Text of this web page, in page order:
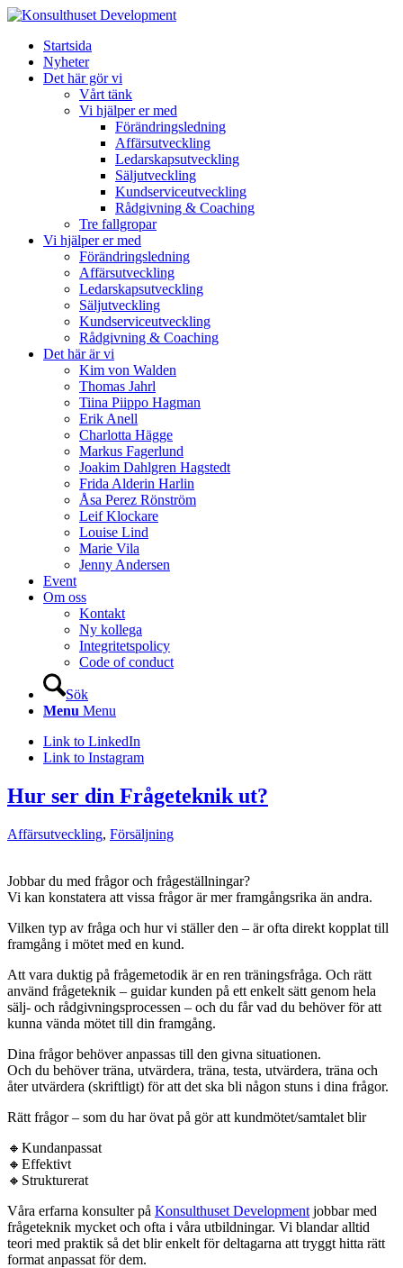
Startsida
Nyheter
Det här gör vi
Vårt tänk
Vi hjälper er med
Förändringsledning
Affärsutveckling
Ledarskapsutveckling
Säljutveckling
Kundserviceutveckling
Rådgivning & Coaching
Tre fallgropar
Vi hjälper er med
Förändringsledning
Affärsutveckling
Ledarskapsutveckling
Säljutveckling
Kundserviceutveckling
Rådgivning & Coaching
Det här är vi
Kim von Walden
Thomas Jahrl
Tiina Piippo Hagman
Erik Anell
Charlotta Hägge
Markus Fagerlund
Joakim Dahlgren Hagstedt
Frida Alderin Harlin
Åsa Perez Rönström
Leif Klockare
Louise Lind
Marie Vila
Jenny Andersen
Event
Om oss
Kontakt
Ny kollega
Integritetspolicy
Code of conduct
Sök
Menu Menu
Link to LinkedIn
Link to Instagram
Hur ser din Frågeteknik ut?
Affärsutveckling, Försäljning
Jobbar du med frågor och frågeställningar?
Vi kan konstatera att vissa frågor är mer framgångsrika än andra.
Vilken typ av fråga och hur vi ställer den – är ofta direkt kopplat till
framgång i mötet med en kund.
Att vara duktig på frågemetodik är en ren träningsfråga. Och rätt
använd frågeteknik – guidar kunden på ett enkelt sätt genom hela
sälj- och rådgivningsprocessen – och du får vad du behöver för att
kunna vända mötet till din framgång.
Dina frågor behöver anpassas till den givna situationen.
Och du behöver träna, utvärdera, träna, testa, utvärdera, träna och
åter utvärdera (skriftligt) för att det ska bli någon stuns i dina frågor.
Rätt frågor – som du har övat på gör att kundmötet/samtalet blir
🔸Kundanpassat
🔸Effektivt
🔸Strukturerat
Våra erfarna konsulter på Konsulthuset Development jobbar med
frågeteknik mycket och ofta i våra utbildningar. Vi blandar alltid
teori med praktik så det blir enkelt för deltagarna att tryggt hitta rätt
format anpassat för dem.